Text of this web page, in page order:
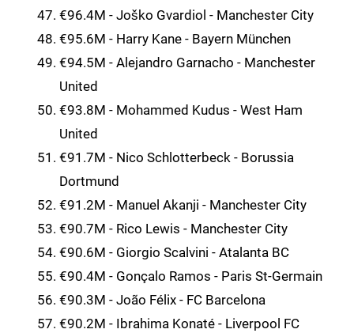
€96.4M - Joško Gvardiol - Manchester City
€95.6M - Harry Kane - Bayern München
€94.5M - Alejandro Garnacho - Manchester
United
€93.8M - Mohammed Kudus - West Ham
United
€91.7M - Nico Schlotterbeck - Borussia
Dortmund
€91.2M - Manuel Akanji - Manchester City
€90.7M - Rico Lewis - Manchester City
€90.6M - Giorgio Scalvini - Atalanta BC
€90.4M - Gonçalo Ramos - Paris St-Germain
€90.3M - João Félix - FC Barcelona
€90.2M - Ibrahima Konaté - Liverpool FC